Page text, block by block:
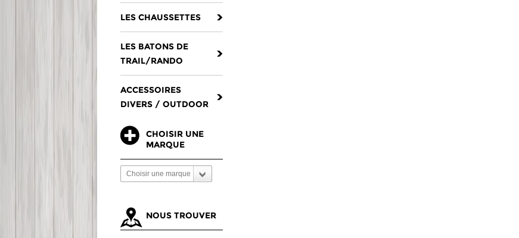
LES CHAUSSETTES
LES BATONS DE
TRAIL/RANDO
ACCESSOIRES
DIVERS / OUTDOOR
CHOISIR UNE
MARQUE
Choisir une marque
NOUS TROUVER